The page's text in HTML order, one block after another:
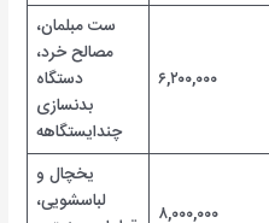
۶,۲۰۰,۰۰۰
ست مبلمان،
مصالح خرد،
دستگاه
بدنسازی
چندایستگاهه
۸,۰۰۰,۰۰۰
یخچال و
لباسشویی،